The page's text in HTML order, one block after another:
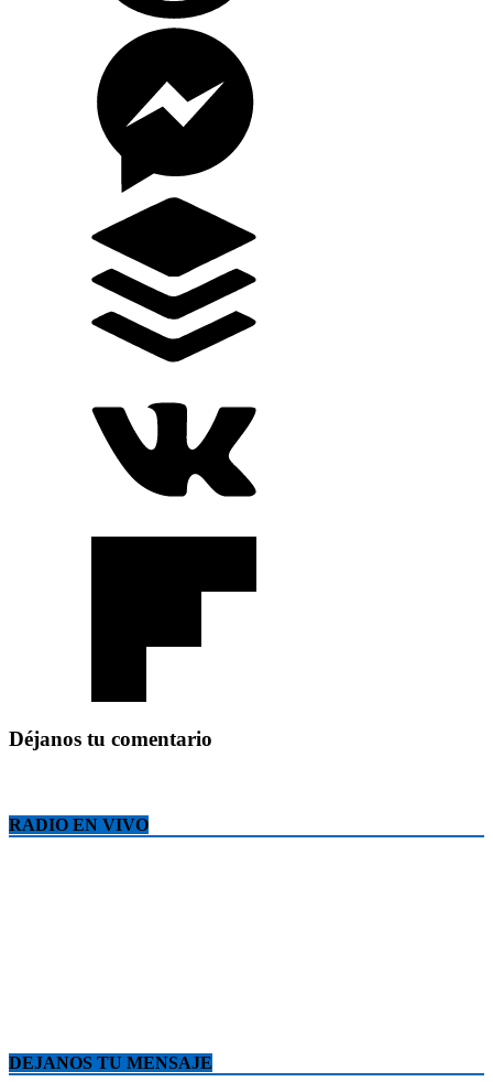
Déjanos tu comentario
RADIO EN VIVO
DEJANOS TU MENSAJE